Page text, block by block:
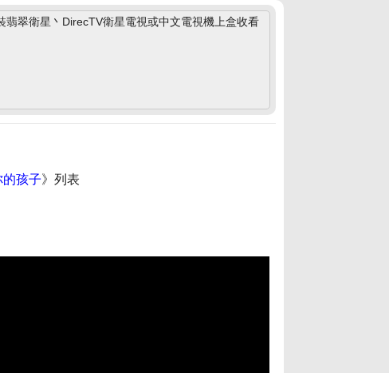
翠衛星丶DirecTV衛星電視或中文電視機上盒收看
孩子》列表